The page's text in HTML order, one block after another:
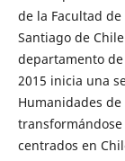
de la Facultad
Santiago de
departamento
2015 inicia una
Humanidades
centrados en